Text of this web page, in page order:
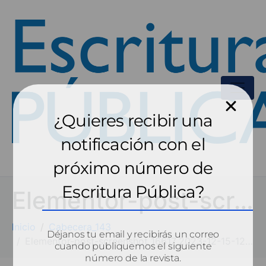
Inicio
Cabecera_143
Elementor-post-screenshot_16617_2023-12-15-12-24-22_6ec6e3ee.png
¿Quieres recibir una
notificación con el
próximo número de
Escritura Pública?
Déjanos tu email y recibirás un correo
cuando publiquemos el siguiente
número de la revista.